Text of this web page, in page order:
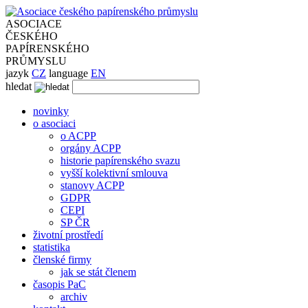
ASOCIACE
ČESKÉHO
PAPÍRENSKÉHO
PRŮMYSLU
jazyk CZ language EN
hledat
novinky
o asociaci
o ACPP
orgány ACPP
historie papírenského svazu
vyšší kolektivní smlouva
stanovy ACPP
GDPR
CEPI
SP ČR
životní prostředí
statistika
členské firmy
jak se stát členem
časopis PaC
archiv